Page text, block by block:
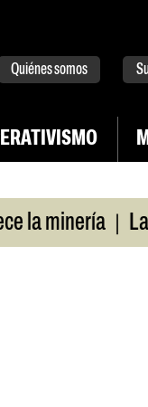
Quiénes somos
minería | La